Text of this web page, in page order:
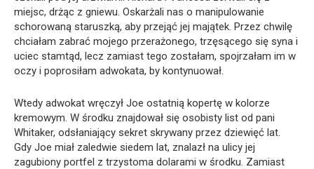
miejsc, drżąc z gniewu. Oskarżali nas o manipulowanie
schorowaną staruszką, aby przejąć jej majątek. Przez chwilę
chciałam zabrać mojego przerażonego, trzęsącego się syna i
uciec stamtąd, lecz zamiast tego zostałam, spojrzałam im w
oczy i poprosiłam adwokata, by kontynuował.
Wtedy adwokat wręczył Joe ostatnią kopertę w kolorze
kremowym. W środku znajdował się osobisty list od pani
Whitaker, odsłaniający sekret skrywany przez dziewięć lat.
Gdy Joe miał zaledwie siedem lat, znalazł na ulicy jej
zagubiony portfel z trzystoma dolarami w środku. Zamiast